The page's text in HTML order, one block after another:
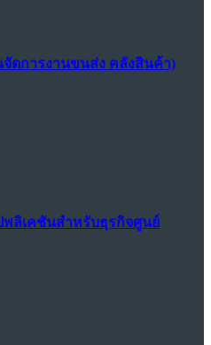
จัดการงานขนส่ง คลังสินค้า)
พลิเคชันสำหรับธุรกิจศูนย์